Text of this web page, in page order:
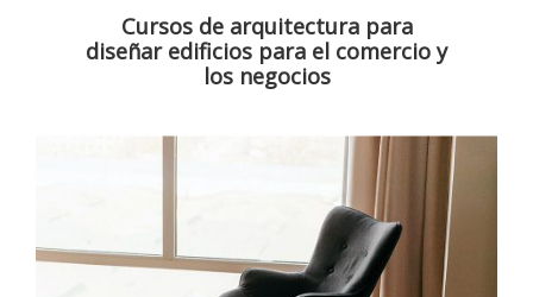
Cursos de arquitectura para
diseñar edificios para el comercio y
los negocios